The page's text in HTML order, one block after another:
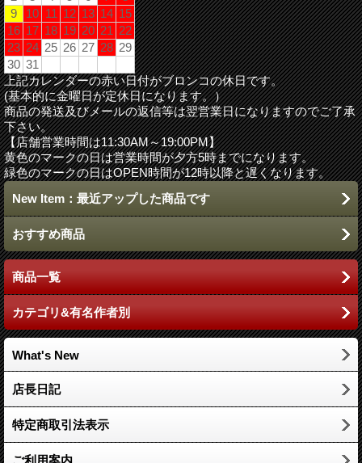
9
10 11 12 13 14 15
16 17 18 19 20 21 22
23 24 25 26 27 28 29
30 31
上記カレンダーの赤い日付がブロンコの休日です。
(基本的に金曜日が定休日になります。）
商品の発送及びメールの返信等は翌営業日になりますのでご了承
下さい。
【店舗営業時間は11:30AM～19:00PM】
黄色のマークの日は営業時間が夕方5時までになります。
緑色のマークの日はOPEN時間が12時以降と遅くなります。
New Item：最近アップした商品です
おすすめ商品
商品一覧
カテゴリ&有名作者別
What's New
店長日記
特定商取引法表示
ご利用案内